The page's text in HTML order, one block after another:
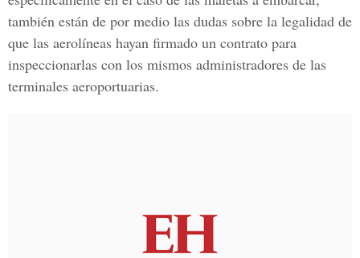
también están de por medio las dudas sobre la legalidad de
que las aerolíneas hayan firmado un contrato para
inspeccionarlas con los mismos administradores de las
terminales aeroportuarias.